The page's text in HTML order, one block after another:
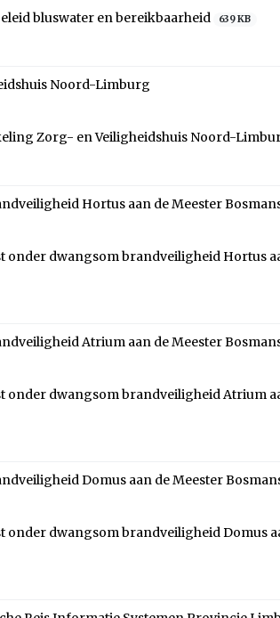
bluswater en bereikbaarheid
639 KB
Noord-Limburg
Zorg- en Veiligheidshuis Noord-
Opleggen last onder dwangsom brandveiligheid Hortus aan
onder dwangsom brandveiligheid Hortus
Opleggen last onder dwangsom brandveiligheid Atrium aan
onder dwangsom brandveiligheid Atrium
Opleggen last onder dwangsom brandveiligheid Domus aan de
onder dwangsom brandveiligheid Domus